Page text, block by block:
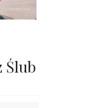
Ślub